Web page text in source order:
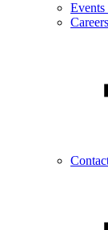
Events